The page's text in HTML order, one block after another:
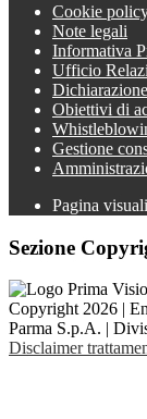
Cookie
Note legali
Informativa
Ufficio
Obiettivi di
Gestione
Pagina
Sezione
Copyright 2026 |
Parma S.p.A. |
Disclaimer